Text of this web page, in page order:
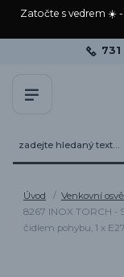
Zatočte s vedrem ☀️
731
Úvod Venkovní
8267 INOX TORCH -
čidlem pohybu, 1 x